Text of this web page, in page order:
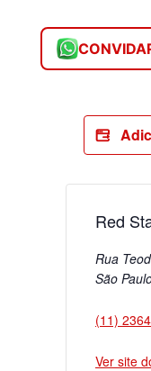
Red
Rua
São
(11)
Ver site